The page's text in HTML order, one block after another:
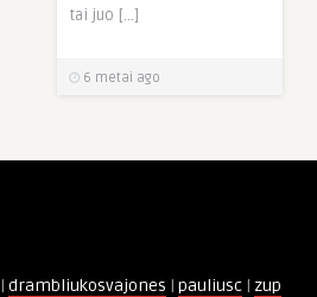
tai juo […]
6 metai ago
| drambliukosvajones | pauliusc | zup